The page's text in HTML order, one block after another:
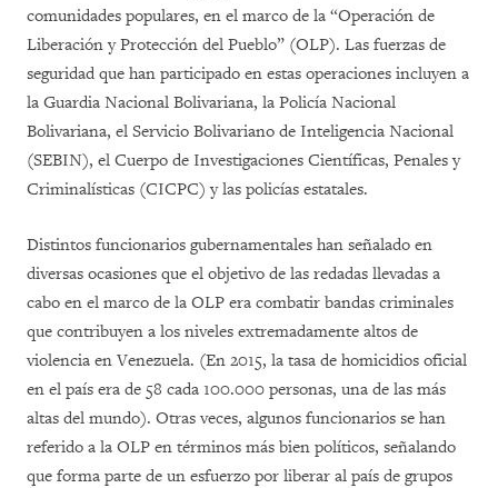
comunidades populares, en el marco de la “Operación de
Liberación y Protección del Pueblo” (OLP). Las fuerzas de
seguridad que han participado en estas operaciones incluyen a
la Guardia Nacional Bolivariana, la Policía Nacional
Bolivariana, el Servicio Bolivariano de Inteligencia Nacional
(SEBIN), el Cuerpo de Investigaciones Científicas, Penales y
Criminalísticas (CICPC) y las policías estatales.
Distintos funcionarios gubernamentales han señalado en
diversas ocasiones que el objetivo de las redadas llevadas a
cabo en el marco de la OLP era combatir bandas criminales
que contribuyen a los niveles extremadamente altos de
violencia en Venezuela. (En 2015, la tasa de homicidios oficial
en el país era de 58 cada 100.000 personas, una de las más
altas del mundo). Otras veces, algunos funcionarios se han
referido a la OLP en términos más bien políticos, señalando
que forma parte de un esfuerzo por liberar al país de grupos